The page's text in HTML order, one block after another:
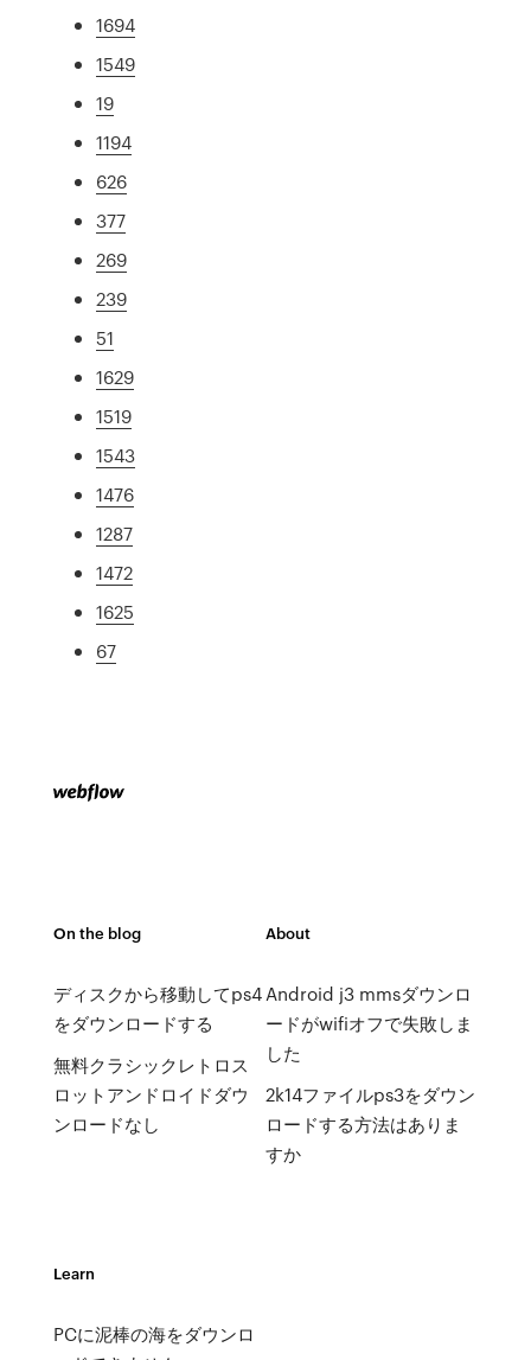
1694
1549
19
1194
626
377
269
239
51
1629
1519
1543
1476
1287
1472
1625
67
On the blog
ディスクから移動してps4
をダウンロードする
無料クラシックレトロス
ロットアンドロイドダウ
ンロードなし
About
Android j3 mmsダウンロ
ードがwifiオフで失敗しま
した
2k14ファイルps3をダウン
ロードする方法はありま
すか
Learn
PCに泥棒の海をダウンロ